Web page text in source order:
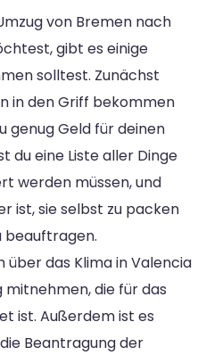
von Bremen nach
gibt es einige
solltest. Zunächst
in den Griff bekommen
genug Geld für deinen
du eine Liste aller Dinge
werden müssen, und
ist, sie selbst zu packen
beauftragen.
das Klima in Valencia
die für das
ist. Außerdem ist es
Beantragung der